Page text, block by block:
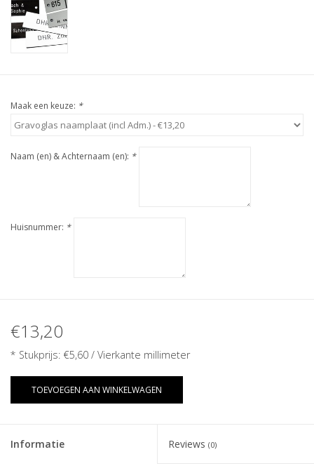
Maak een keuze: *
Naam (en) & Achternaam (en): *
Huisnummer: *
€13,20
* Stukprijs: €5,60 / Vierkante millimeter
TOEVOEGEN AAN WINKELWAGEN
Informatie Reviews (0)